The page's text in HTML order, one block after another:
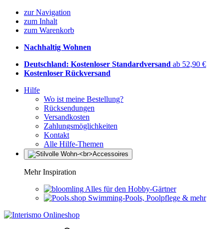
zur Navigation
zum Inhalt
zum Warenkorb
Nachhaltig Wohnen
Deutschland: Kostenloser Standardversand ab 52,90 €
Kostenloser Rückversand
Hilfe
Wo ist meine Bestellung?
Rücksendungen
Versandkosten
Zahlungsmöglichkeiten
Kontakt
Alle Hilfe-Themen
Mehr Inspiration
Alles für den Hobby-Gärtner
Swimming-Pools, Poolpflege & mehr